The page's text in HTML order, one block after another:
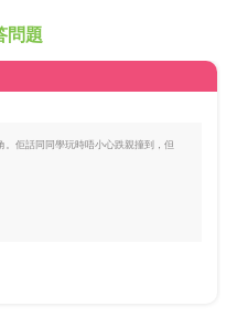
問題
佢話同同學玩時唔小心跌親撞到，但